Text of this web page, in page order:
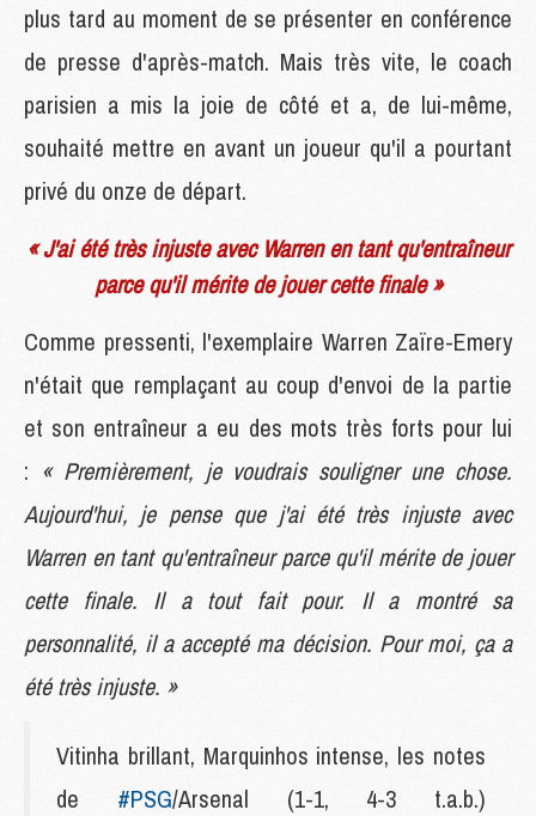
plus tard au moment de se présenter en conférence
de presse d'après-match. Mais très vite, le coach
parisien a mis la joie de côté et a, de lui-même,
souhaité mettre en avant un joueur qu'il a pourtant
privé du onze de départ.
« J'ai été très injuste avec Warren en tant qu'entraîneur
parce qu'il mérite de jouer cette finale »
Comme pressenti, l'exemplaire Warren Zaïre-Emery
n'était que remplaçant au coup d'envoi de la partie
et son entraîneur a eu des mots très forts pour lui
: « Premièrement, je voudrais souligner une chose.
Aujourd'hui, je pense que j'ai été très injuste avec
Warren en tant qu'entraîneur parce qu'il mérite de jouer
cette finale. Il a tout fait pour. Il a montré sa
personnalité, il a accepté ma décision. Pour moi, ça a
été très injuste. »
Vitinha brillant, Marquinhos intense, les notes
de #PSG/Arsenal (1-1, 4-3 t.a.b.)